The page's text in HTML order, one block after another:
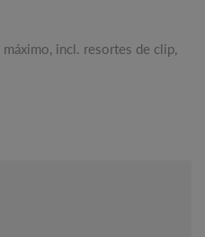
incl. resortes de clip,